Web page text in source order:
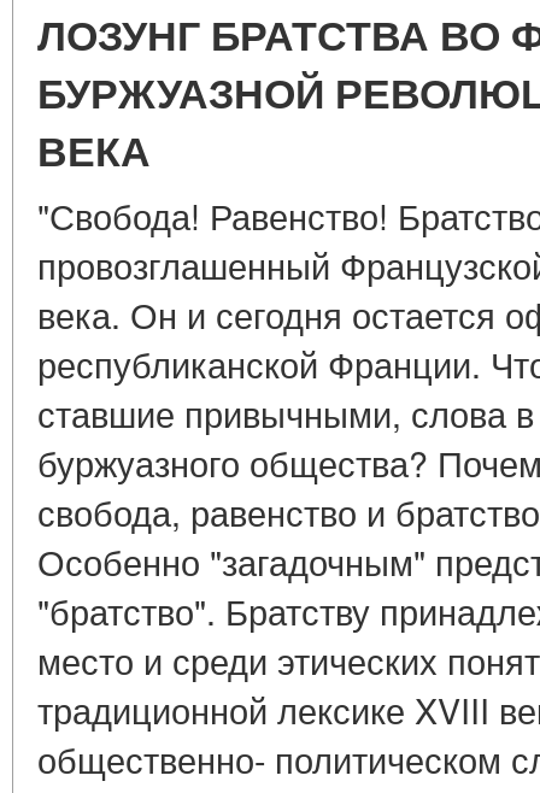
ЛОЗУНГ БРАТСТВА ВО
БУРЖУАЗНОЙ
ВЕКА
"Свобода! Равенство!
провозглашенный
века. Он и сегодня остается
республиканской Франции.
ставшие привычными, слова
буржуазного общества?
свобода, равенство и
Особенно "загадочным"
"братство". Братству
место и среди этических
традиционной лексике XVIII
общественно- политическом